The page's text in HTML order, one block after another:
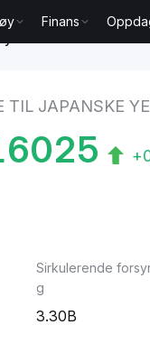
Finans
TIL JAPANSKE
Sirkulerende
g
3.30B